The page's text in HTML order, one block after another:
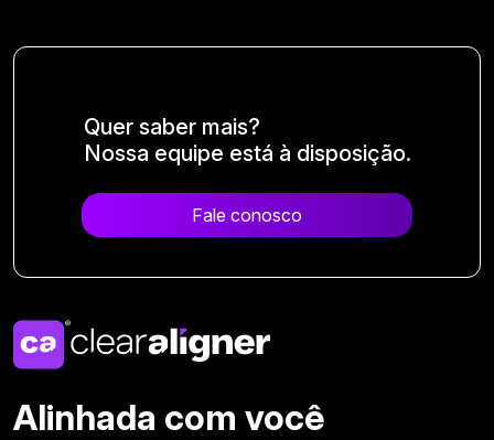
Quer saber mais?
Nossa equipe está à disposição.
Fale conosco
Alinhada com você